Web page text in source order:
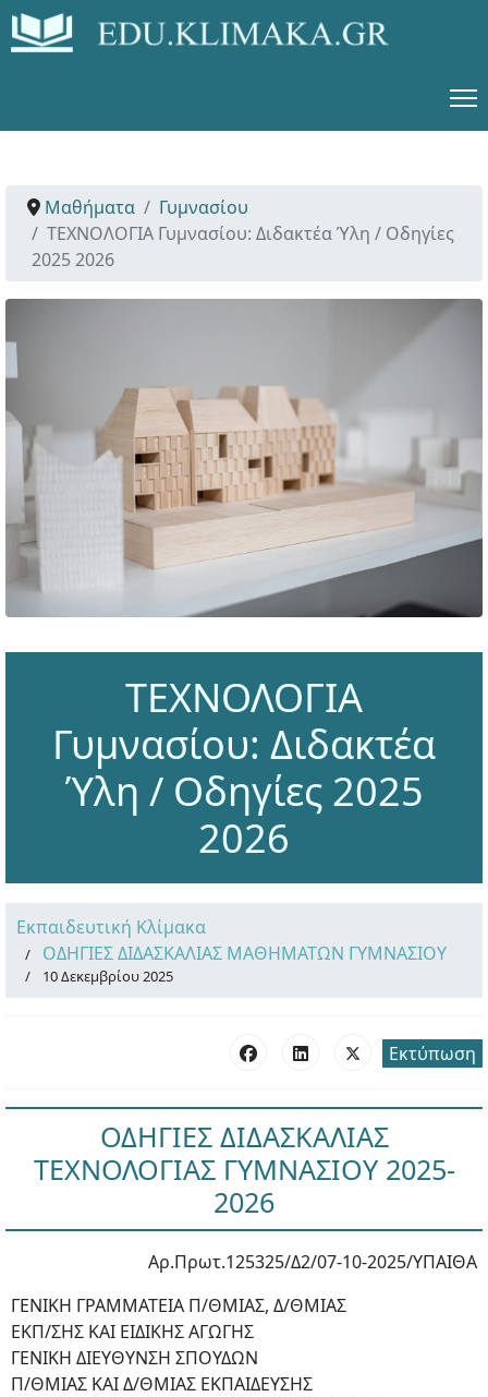
Μαθήματα
Γυμνασίου
ΤΕΧΝΟΛΟΓΙΑ Γυμνασίου: Διδακτέα Ύλη / Οδηγίες
2025 2026
ΤΕΧΝΟΛΟΓΙΑ
Γυμνασίου: Διδακτέα
Ύλη / Οδηγίες 2025
2026
Εκπαιδευτική Κλίμακα
ΟΔΗΓΙΕΣ ΔΙΔΑΣΚΑΛΙΑΣ ΜΑΘΗΜΑΤΩΝ ΓΥΜΝΑΣΙΟΥ
10 Δεκεμβρίου 2025
Εκτύπωση
ΟΔΗΓΙΕΣ ΔΙΔΑΣΚΑΛΙΑΣ
ΤΕΧΝΟΛΟΓΙΑΣ ΓΥΜΝΑΣΙΟΥ 2025-
2026
Αρ.Πρωτ.125325/Δ2/07-10-2025/ΥΠΑΙΘΑ
ΓΕΝΙΚΗ ΓΡΑΜΜΑΤΕΙΑ Π/ΘΜΙΑΣ, Δ/ΘΜΙΑΣ
ΕΚΠ/ΣΗΣ ΚΑΙ ΕΙΔΙΚΗΣ ΑΓΩΓΗΣ
ΓΕΝΙΚΗ ΔΙΕΥΘΥΝΣΗ ΣΠΟΥΔΩΝ
Π/ΘΜΙΑΣ ΚΑΙ Δ/ΘΜΙΑΣ ΕΚΠΑΙΔΕΥΣΗΣ